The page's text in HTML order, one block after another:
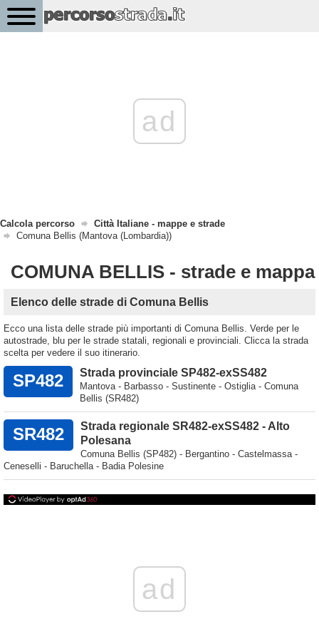
ad
Calcola percorso
Città Italiane - mappe e strade
Comuna Bellis (Mantova (Lombardia))
COMUNA BELLIS - strade e mappa
Elenco delle strade di Comuna Bellis
Ecco una lista delle strade più importanti di Comuna Bellis. Verde per le
autostrade, blu per le strade statali, regionali e provinciali. Clicca la strada
scelta per vedere il suo itinerario.
SP482 Strada provinciale SP482-exSS482
Mantova - Barbasso - Sustinente - Ostiglia - Comuna
Bellis (SR482)
SR482
Strada regionale SR482-exSS482 - Alto
Polesana
Comuna Bellis (SP482) - Bergantino - Castelmassa -
Ceneselli - Baruchella - Badia Polesine
ad